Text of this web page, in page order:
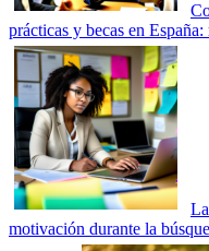
prácticas y becas en
motivación durante la